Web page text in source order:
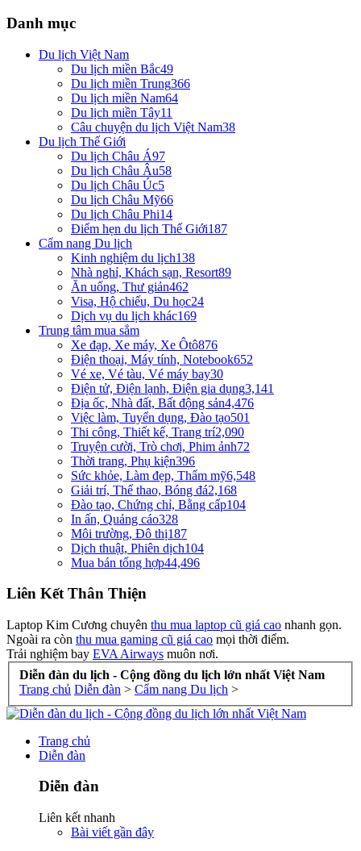
Danh mục
Du lịch Việt Nam
Du lịch miền Bắc49
Du lịch miền Trung366
Du lịch miền Nam64
Du lịch miền Tây11
Câu chuyện du lịch Việt Nam38
Du lịch Thế Giới
Du lịch Châu Á97
Du lịch Châu Âu58
Du lịch Châu Úc5
Du lịch Châu Mỹ66
Du lịch Châu Phi14
Điểm hẹn du lịch Thế Giới187
Cẩm nang Du lịch
Kinh nghiệm du lịch138
Nhà nghỉ, Khách sạn, Resort89
Ăn uống, Thư giản462
Visa, Hộ chiếu, Du học24
Dịch vụ du lịch khác169
Trung tâm mua sắm
Xe đạp, Xe máy, Xe Ôtô876
Điện thoại, Máy tính, Notebook652
Vé xe, Vé tàu, Vé máy bay30
Điện tử, Điện lạnh, Điện gia dụng3,141
Địa ốc, Nhà đất, Bất động sản4,476
Việc làm, Tuyển dụng, Đào tạo501
Thi công, Thiết kế, Trang trí2,090
Truyện cười, Trò chơi, Phim ảnh72
Thời trang, Phụ kiện396
Sức khỏe, Làm đẹp, Thẩm mỹ6,548
Giải trí, Thể thao, Bóng đá2,168
Đào tạo, Chứng chỉ, Bằng cấp104
In ấn, Quảng cáo328
Môi trường, Đô thị187
Dịch thuật, Phiên dịch104
Mua bán tổng hợp44,496
Liên Kết Thân Thiện
Laptop Kim Cương chuyên thu mua laptop cũ giá cao nhanh gọn.
Ngoài ra còn thu mua gaming cũ giá cao mọi thời điểm.
Trải nghiệm bay EVA Airways muôn nơi.
Diễn đàn du lịch - Cộng đồng du lịch lớn nhất Việt Nam
Trang chủ Diễn đàn > Cẩm nang Du lịch >
Trang chủ
Diễn đàn
Diễn đàn
Liên kết nhanh
Bài viết gần đây